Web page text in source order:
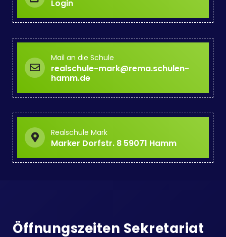
Login
Mail an die Schule
realschule-mark@rema.schulen-
hamm.de
Realschule Mark
Marker Dorfstr. 8 59071 Hamm
Öffnungszeiten Sekretariat